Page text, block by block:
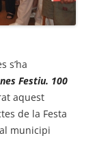
s’ha
Festiu. 100
aquest
de la Festa
municipi